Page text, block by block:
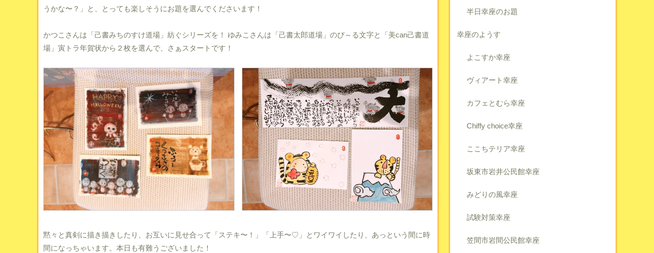
うかな〜？」と、とっても楽しそうにお題を選んでくださいます！
かつこさんは「己書みちのすけ道場」紡ぐシリーズを！ ゆみこさんは「己書太郎道場」のび～る文字と「美can己書道
場」寅トラ年賀状から２枚を選んで、さぁスタートです！
黙々と真剣に描き描きしたり、お互いに見せ合って「ステキ〜！」「上手〜♡」とワイワイしたり、あっという間に時
間になっちゃいます。本日も有難うございました！
半日幸座のお題
幸座のようす
よこすか幸座
ヴィアート幸座
カフェとむら幸座
Chiffy choice幸座
ここちテリア幸座
坂東市岩井公民館幸座
みどりの風幸座
試験対策幸座
笠間市岩間公民館幸座